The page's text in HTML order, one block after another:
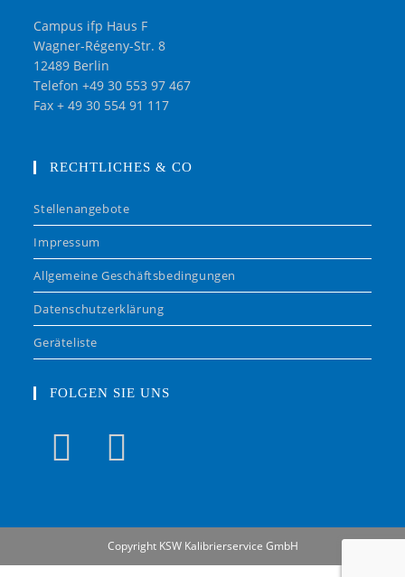
Campus ifp Haus F
Wagner-Régeny-Str. 8
12489 Berlin
Telefon +49 30 553 97 467
Fax + 49 30 554 91 117
RECHTLICHES & CO
Stellenangebote
Impressum
Allgemeine Geschäftsbedingungen
Datenschutzerklärung
Geräteliste
FOLGEN SIE UNS
Copyright KSW Kalibrierservice GmbH